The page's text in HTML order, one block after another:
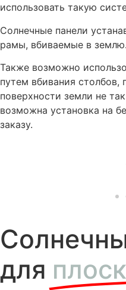
использовать такую
Солнечные панели
рамы, вбиваемые в землю.
Также возможно
путем вбивания столбов,
поверхности земли не
возможна установка на
заказу.
для